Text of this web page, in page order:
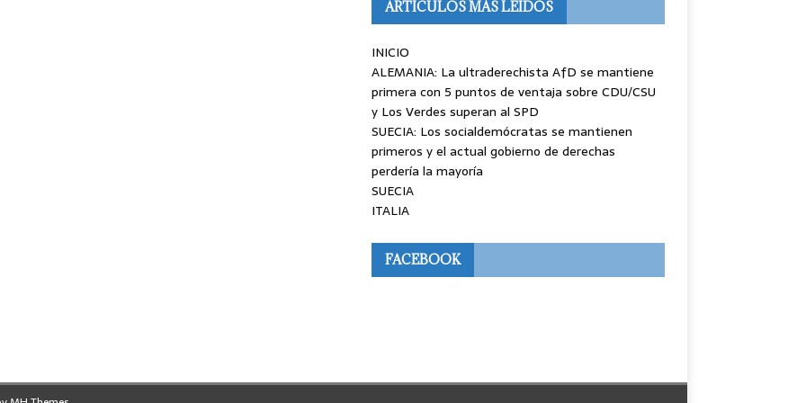
ARTÍCULOS MÁS LEÍDOS
INICIO
ALEMANIA: La ultraderechista AfD se mantiene
primera con 5 puntos de ventaja sobre CDU/CSU
y Los Verdes superan al SPD
SUECIA: Los socialdemócratas se mantienen
primeros y el actual gobierno de derechas
perdería la mayoría
SUECIA
ITALIA
FACEBOOK